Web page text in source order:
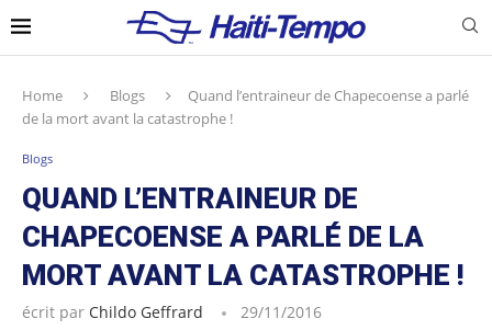
Home Blogs
Quand l’entraineur de Chapecoense a parlé
de la mort avant la catastrophe !
Blogs
QUAND L’ENTRAINEUR DE
CHAPECOENSE A PARLÉ DE LA
MORT AVANT LA CATASTROPHE !
écrit par Childo Geffrard 29/11/2016